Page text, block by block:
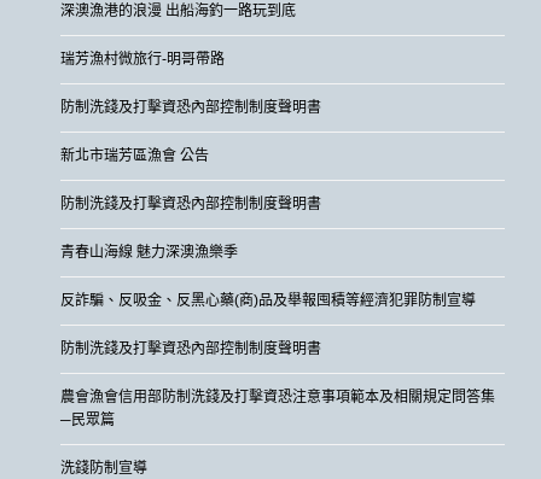
深澳漁港的浪漫 出船海釣一路玩到底
瑞芳漁村微旅行-明哥帶路
防制洗錢及打擊資恐內部控制制度聲明書
新北市瑞芳區漁會 公告
防制洗錢及打擊資恐內部控制制度聲明書
青春山海線 魅力深澳漁樂季
反詐騙、反吸金、反黑心藥(商)品及舉報囤積等經濟犯罪防制宣導
防制洗錢及打擊資恐內部控制制度聲明書
農會漁會信用部防制洗錢及打擊資恐注意事項範本及相關規定問答集
─民眾篇
洗錢防制宣導